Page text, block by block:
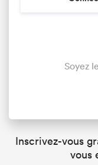
Soyez
Inscrivez-vous
vous